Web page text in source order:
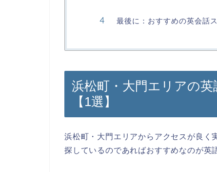
最後に：おすすめの英会話
浜松町・大門エリアの
【1選】
浜松町・大門エリアからアクセスが良く
探しているのであればおすすめなのが英